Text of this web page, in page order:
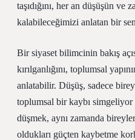
taşıdığını, her an düşüşün ve
kalabileceğimizi anlatan bir
Bir siyaset bilimcinin bakış
kırılganlığını, toplumsal
anlatabilir. Düşüş, sadece
toplumsal bir kaybı
düşmek, aynı zamanda
oldukları güçten kaybetme